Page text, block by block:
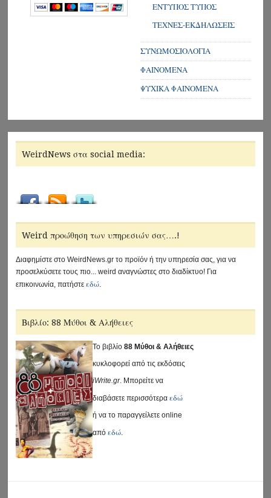
ΕΝΤΥΠΟΣ ΤΥΠΟΣ
ΤΕΧΝΕΣ-ΕΚΔΗΛΩΣΕΙΣ
ΣΥΝΩΜΟΣΙΟΛΟΓΙΑ
ΦΑΙΝΟΜΕΝΑ
ΨΥΧΙΚΑ ΦΑΙΝΟΜΕΝΑ
WeirdNews στα social media:
Weird προώθηση των υπηρεσιών σας….!
Διαφημίστε στο WeirdNews.gr το προϊόν ή την υπηρεσία σας, για να
προσελκύσετε τους πιο... weird αναγνώστες στο διαδίκτυο! Για
επικοινωνία, πατήστεεδώ.
Βιβλίο: 88 Μύθοι & Αλήθειες
Το βιβλίο88 Μύθοι & Αλήθειες
κυκλοφορεί από τις εκδόσεις
iWrite.gr. Μπορείτε να
διαβάσετε περισσότεραεδώ
ή να το παραγγείλετε online
απόεδώ.